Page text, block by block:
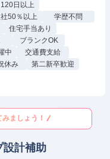
日以上
50％以上
学歴不問
住宅手当あり
ブランクOK
中
交通費支給
休み
第二新卒歓迎
ましょう！
設計補助